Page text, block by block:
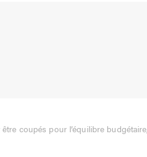
coupés pour l’équilibre